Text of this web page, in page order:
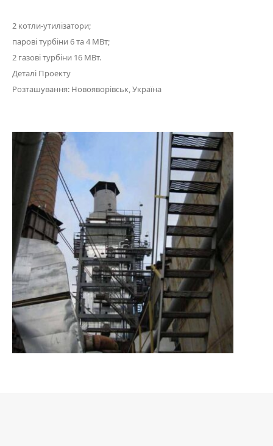
2 котли-утилізатори;
парові турбіни 6 та 4 МВт;
2 газові турбіни 16 МВт.
Деталі Проекту
Розташування: Новояворівськ, Україна